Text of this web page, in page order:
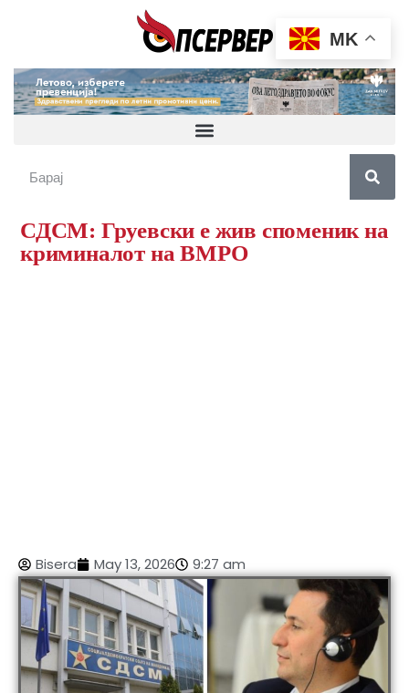
СДСМ: Груевски е жив споменик на
криминалот на ВМРО
Bisera May 13, 2026 9:27 am
MK